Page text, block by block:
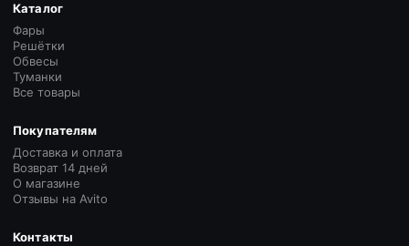
Каталог
Фары
Решётки
Обвесы
Туманки
Все товары
Покупателям
Доставка и оплата
Возврат 14 дней
О магазине
Отзывы на Avito
Контакты